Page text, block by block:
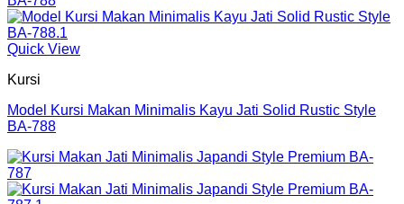
Quick View
Kursi
Model Kursi Makan Minimalis Kayu Jati Solid Rustic Style
BA-788